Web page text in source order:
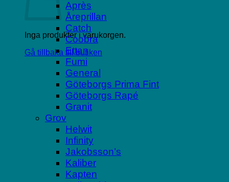
Inga produkter i varukorgen.
Gå tillbaka till butiken
Après
Åreprillan
Catch
Coobra
Ettan
Fumi
General
Göteborgs Prima Fint
Göteborgs Rapé
Granit
Grov
Helwit
Infinity
Jakobsson’s
Kaliber
Kapten